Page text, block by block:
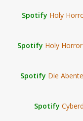
Spotify Holy
Spotify Holy
Spotify Die
Spotify